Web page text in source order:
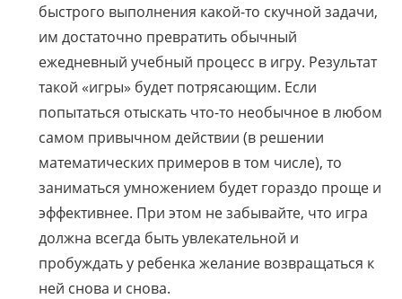
быстрого выполнения какой-то скучной задачи,
им достаточно превратить обычный
ежедневный учебный процесс в игру. Результат
такой «игры» будет потрясающим. Если
попытаться отыскать что-то необычное в любом
самом привычном действии (в решении
математических примеров в том числе), то
заниматься умножением будет гораздо проще и
эффективнее. При этом не забывайте, что игра
должна всегда быть увлекательной и
пробуждать у ребенка желание возвращаться к
ней снова и снова.